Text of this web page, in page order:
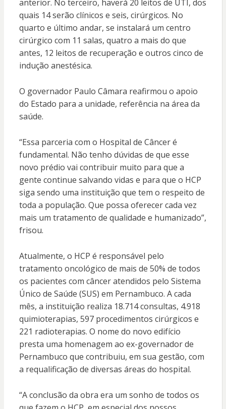
anterior. No terceiro, haverá 20 leitos de UTI, dos
quais 14 serão clínicos e seis, cirúrgicos. No
quarto e último andar, se instalará um centro
cirúrgico com 11 salas, quatro a mais do que
antes, 12 leitos de recuperação e outros cinco de
indução anestésica.
O governador Paulo Câmara reafirmou o apoio
do Estado para a unidade, referência na área da
saúde.
“Essa parceria com o Hospital de Câncer é
fundamental. Não tenho dúvidas de que esse
novo prédio vai contribuir muito para que a
gente continue salvando vidas e para que o HCP
siga sendo uma instituição que tem o respeito de
toda a população. Que possa oferecer cada vez
mais um tratamento de qualidade e humanizado”,
frisou.
Atualmente, o HCP é responsável pelo
tratamento oncológico de mais de 50% de todos
os pacientes com câncer atendidos pelo Sistema
Único de Saúde (SUS) em Pernambuco. A cada
mês, a instituição realiza 18.714 consultas, 4.918
quimioterapias, 597 procedimentos cirúrgicos e
221 radioterapias. O nome do novo edifício
presta uma homenagem ao ex-governador de
Pernambuco que contribuiu, em sua gestão, com
a requalificação de diversas áreas do hospital.
“A conclusão da obra era um sonho de todos os